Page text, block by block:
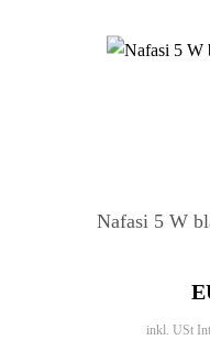
Nafasi 5 W
inkl. USt